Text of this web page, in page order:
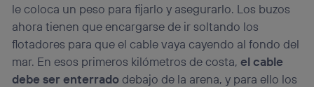
le coloca un peso para fijarlo y asegurarlo. Los buzos
ahora tienen que encargarse de ir soltando los
flotadores para que el cable vaya cayendo al fondo del
mar. En esos primeros kilómetros de costa,el cable
debe ser enterradodebajo de la arena, y para ello los